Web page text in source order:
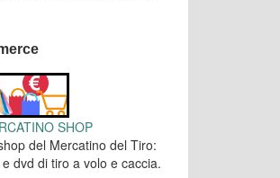
SHOP
del Mercatino del Tiro:
e dvd di tiro a volo e caccia.